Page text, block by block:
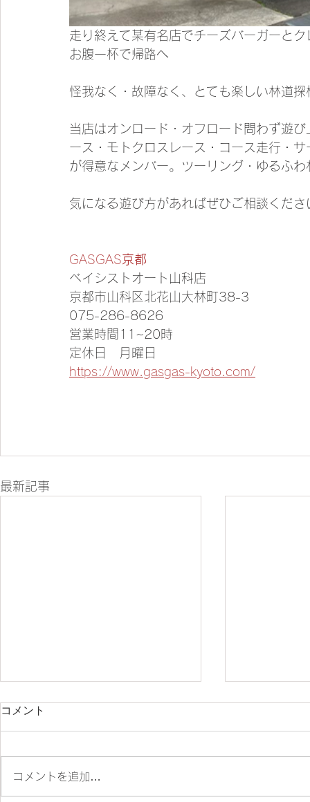
走り終えて某有名店でチーズバーガーと
お腹一杯で帰路へ
怪我なく・故障なく、とても楽しい林道探
当店はオンロード・オフロード問わず遊
ース・モトクロスレース・コース走行・
が得意なメンバー。ツーリング・ゆるふ
気になる遊び方があればぜひご相談くだ
GASGAS 京都
ベイシストオート山科店
京都市山科区北花山大林町38-3
075-286-8626
営業時間11~20時
定休日　月曜日
https://www.gasgas-kyoto.com/
最新記事
コメント
コメントを追加…